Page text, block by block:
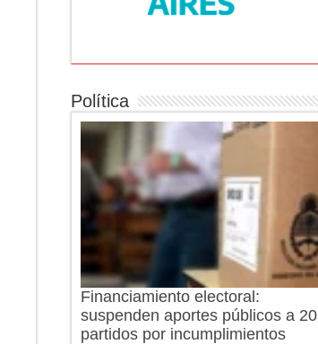
Política
Financiamiento electoral:
suspenden aportes públicos a 20
partidos por incumplimientos